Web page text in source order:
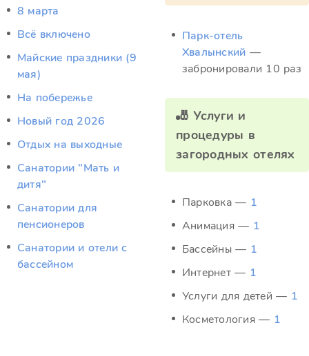
8 марта
Всё включено
Майские праздники (9
мая)
На побережье
Новый год 2026
Отдых на выходные
Санатории "Мать и
дитя"
Санатории для
пенсионеров
Санатории и отели с
бассейном
Парк-отель
Хвалынский —
забронировали 10 раз
🎳 Услуги и
процедуры в
загородных отелях
Парковка — 1
Анимация — 1
Бассейны — 1
Интернет — 1
Услуги для детей — 1
Косметология — 1